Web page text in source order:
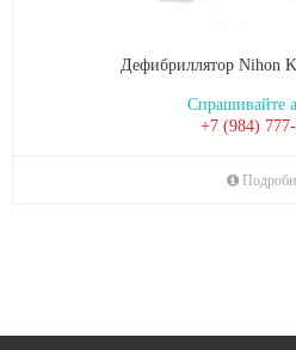
Дефибриллятор Nihon
Спрашивайте
+7 (984)